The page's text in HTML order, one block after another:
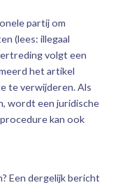
partij om
(lees: illegaal
volgt een
het artikel
te verwijderen. Als
wordt een juridische
kan ook
Een dergelijk bericht